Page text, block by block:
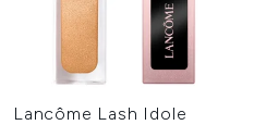
Lancôme Lash Idole